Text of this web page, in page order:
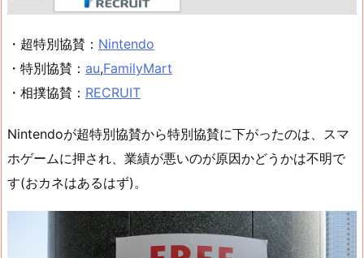
・超特別協賛： Nintendo
・特別協賛： au,FamilyMart
・相撲協賛： RECRUIT
Nintendoが超特別協賛から特別協賛に下がったのは、スマ
ホゲームに押され、業績が悪いのが原因かどうかは不明で
す(おカネはあるはず)。